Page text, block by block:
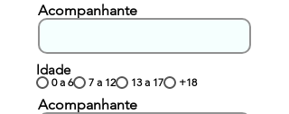
Acompanhante
Idade
0 a 6 7 a 12 13 a 17 +18
Acompanhante